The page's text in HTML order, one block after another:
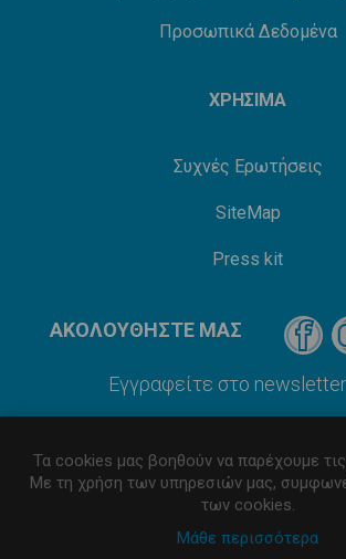
Προσωπικά Δεδομένα
ΧΡΗΣΙΜΑ
Συχνές Ερωτήσεις
SiteMap
Press kit
ΑΚΟΛΟΥΘΗΣΤΕ ΜΑΣ
Εγγραφείτε στο
Τα cookies μας βοηθούν να παρέχουμε
Με τη χρήση των υπηρεσιών μας,
των cookies.
Μάθε περισσότερα